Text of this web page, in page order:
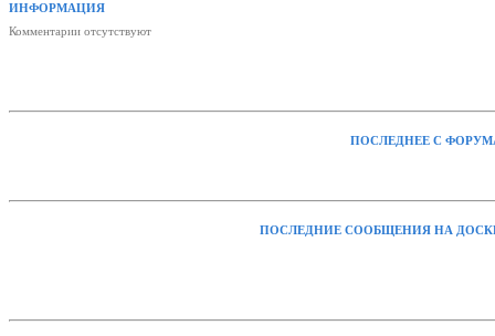
ИНФОРМАЦИЯ
Комментарии отсутствуют
ПОСЛЕДНЕЕ С
ПОСЛЕДНИЕ СООБЩЕНИЯ НА